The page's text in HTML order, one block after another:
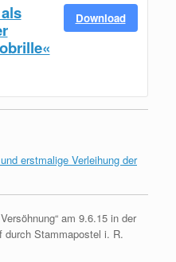
Download
erstmalige Verleihung der
am 9.6.15 in der
durch Stammapostel i. R.